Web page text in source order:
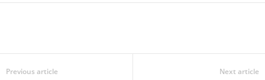
Previous article Next article